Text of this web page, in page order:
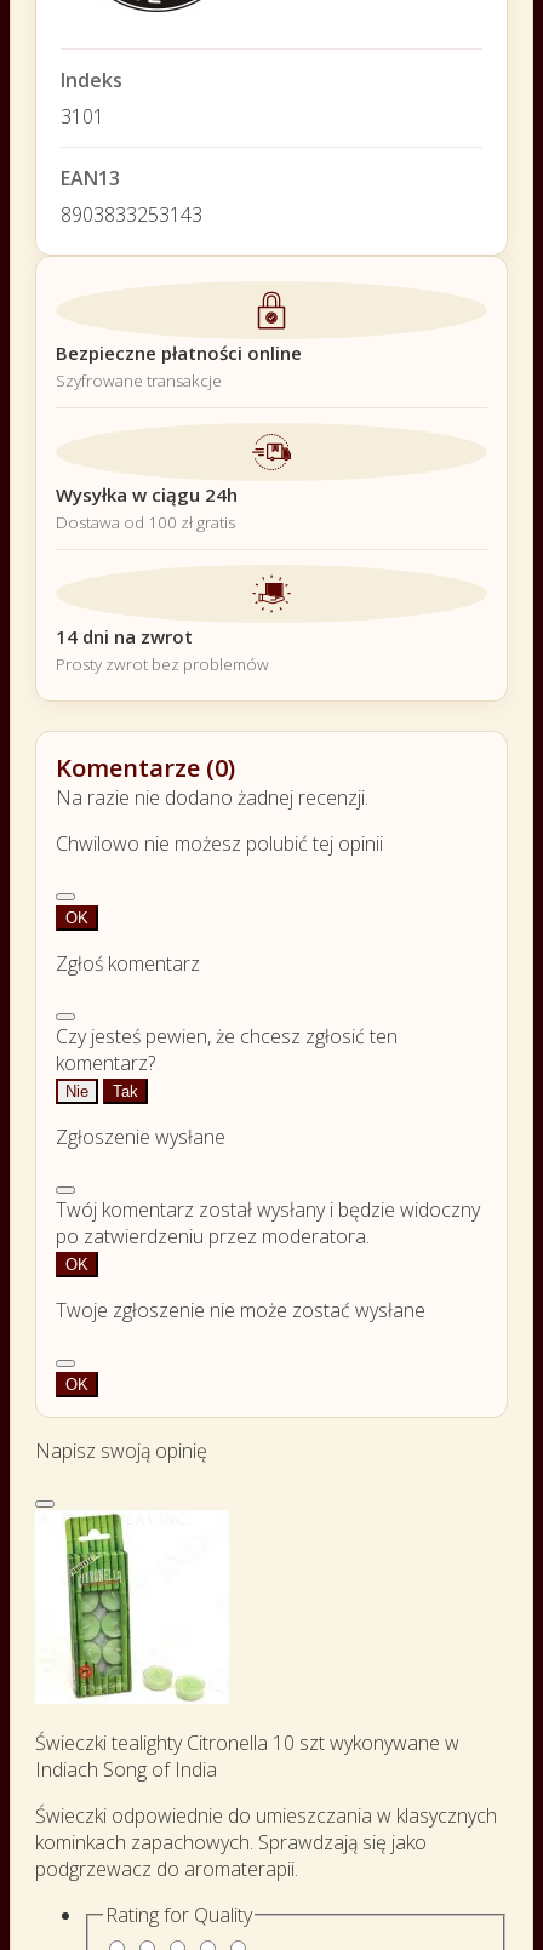
Indeks
3101
EAN13
8903833253143
Bezpieczne płatności online
Szyfrowane transakcje
Wysyłka w ciągu 24h
Dostawa od 100 zł gratis
14 dni na zwrot
Prosty zwrot bez problemów
Komentarze (0)
Na razie nie dodano żadnej recenzji.
Chwilowo nie możesz polubić tej opinii
OK
Zgłoś komentarz
Czy jesteś pewien, że chcesz zgłosić ten
komentarz?
Nie Tak
Zgłoszenie wysłane
Twój komentarz został wysłany i będzie widoczny
po zatwierdzeniu przez moderatora.
OK
Twoje zgłoszenie nie może zostać wysłane
OK
Napisz swoją opinię
Świeczki tealighty Citronella 10 szt wykonywane w
Indiach Song of India
Świeczki odpowiednie do umieszczania w klasycznych
kominkach zapachowych. Sprawdzają się jako
podgrzewacz do aromaterapii.
Rating for Quality